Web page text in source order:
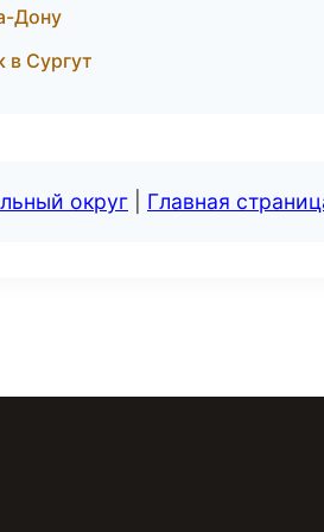
Дону
в Сургут
округ Главная